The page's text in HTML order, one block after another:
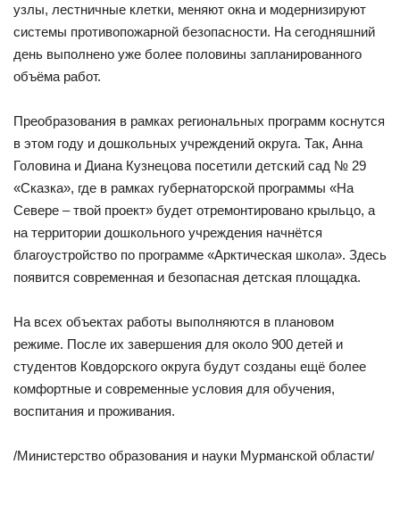
узлы, лестничные клетки, меняют окна и модернизируют
системы противопожарной безопасности. На сегодняшний
день выполнено уже более половины запланированного
объёма работ.
Преобразования в рамках региональных программ коснутся
в этом году и дошкольных учреждений округа. Так, Анна
Головина и Диана Кузнецова посетили детский сад № 29
«Сказка», где в рамках губернаторской программы «На
Севере – твой проект» будет отремонтировано крыльцо, а
на территории дошкольного учреждения начнётся
благоустройство по программе «Арктическая школа». Здесь
появится современная и безопасная детская площадка.
На всех объектах работы выполняются в плановом
режиме. После их завершения для около 900 детей и
студентов Ковдорского округа будут созданы ещё более
комфортные и современные условия для обучения,
воспитания и проживания.
/Министерство образования и науки Мурманской области/